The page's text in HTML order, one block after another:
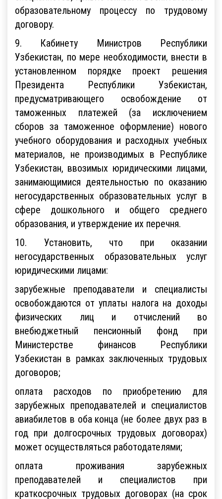
образовательному процессу по трудовому
договору.
9. Кабинету Министров Республики
Узбекистан, по мере необходимости, внести в
установленном порядке проект решения
Президента Республики Узбекистан,
предусматривающего освобождение от
таможенных платежей (за исключением
сборов за таможенное оформление) нового
учебного оборудования и расходных учебных
материалов, не производимых в Республике
Узбекистан, ввозимых юридическими лицами,
занимающимися деятельностью по оказанию
негосударственных образовательных услуг в
сфере дошкольного и общего среднего
образования, и утверждение их перечня.
10. Установить, что при оказании
негосударственных образовательных услуг
юридическими лицами:
зарубежные преподаватели и специалисты
освобождаются от уплаты налога на доходы
физических лиц и отчислений во
внебюджетный пенсионный фонд при
Министерстве финансов Республики
Узбекистан в рамках заключенных трудовых
договоров;
оплата расходов по приобретению для
зарубежных преподавателей и специалистов
авиабилетов в оба конца (не более двух раз в
год при долгосрочных трудовых договорах)
может осуществляться работодателями;
оплата проживания зарубежных
преподавателей и специалистов при
краткосрочных трудовых договорах (на срок